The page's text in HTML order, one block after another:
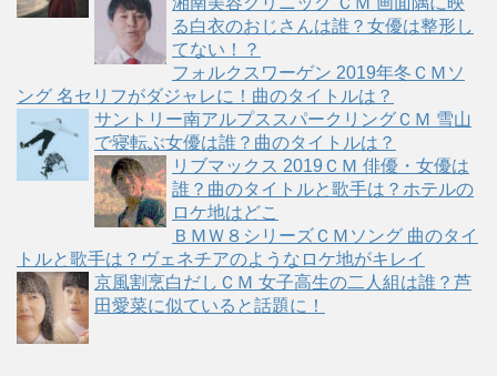
る白衣のおじさんは誰？女優は整形し
てない！？
フォルクスワーゲン 2019年冬ＣＭソ
ング 名セリフがダジャレに！曲のタイトルは？
サントリー南アルプススパークリングＣＭ 雪山
で寝転ぶ女優は誰？曲のタイトルは？
リブマックス 2019ＣＭ 俳優・女優は
誰？曲のタイトルと歌手は？ホテルの
ロケ地はどこ
ＢＭＷ８シリーズＣＭソング 曲のタイ
トルと歌手は？ヴェネチアのようなロケ地がキレイ
京風割烹白だしＣＭ 女子高生の二人組は誰？芦
田愛菜に似ていると話題に！